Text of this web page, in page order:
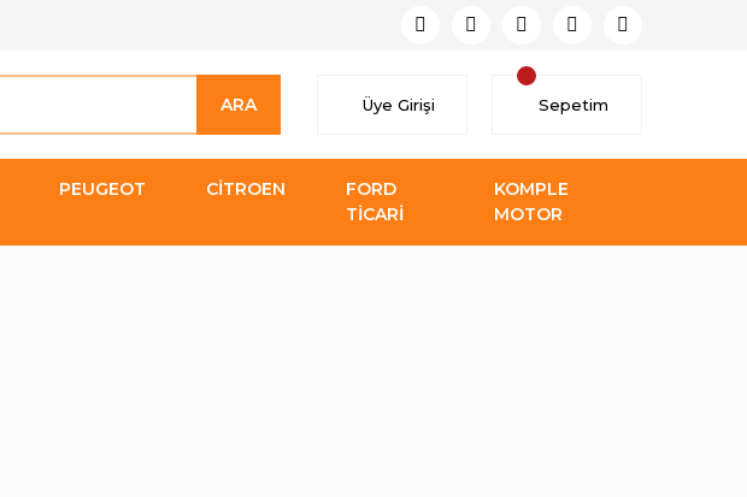
ARA Üye Girişi Sepetim
PEUGEOT CİTROEN
FORD
TİCARİ
KOMPLE
MOTOR